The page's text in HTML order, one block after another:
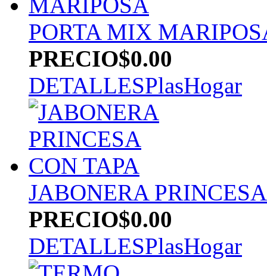
PORTA MIX
PRECIO$0.00
DETALLESPlasHogar
JABONERA
PRECIO$0.00
DETALLESPlasHogar